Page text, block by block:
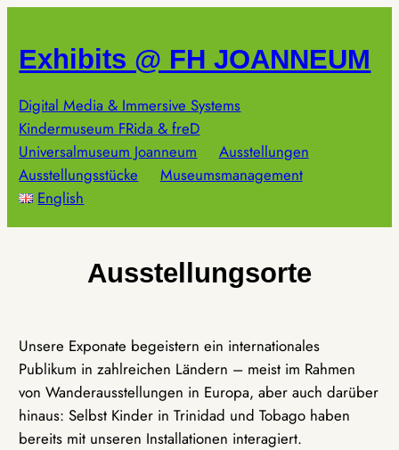
springen
Exhibits @ FH JOANNEUM
Digital Media & Immersive Systems
Kindermuseum FRida & freD
Universalmuseum Joanneum
Ausstellungen
Ausstellungsstücke
Museumsmanagement
English
Ausstellungsorte
Unsere Exponate begeistern ein internationales
Publikum in zahlreichen Ländern – meist im Rahmen
von Wanderausstellungen in Europa, aber auch darüber
hinaus: Selbst Kinder in Trinidad und Tobago haben
bereits mit unseren Installationen interagiert.